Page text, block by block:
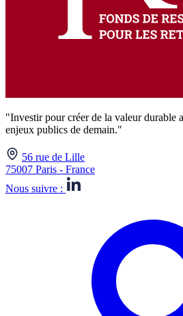
"Investir pour créer de la valeur durable
enjeux publics de demain."
56 rue de Lille
75007 Paris - France
Nous suivre :